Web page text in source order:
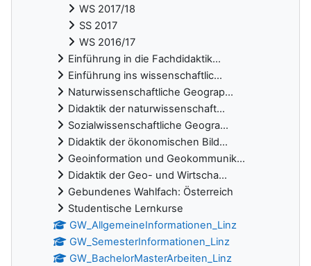
WS 2017/18
SS 2017
WS 2016/17
Einführung in die Fachdidaktik...
Einführung ins wissenschaftlic...
Naturwissenschaftliche Geograp...
Didaktik der naturwissenschaft...
Sozialwissenschaftliche Geogra...
Didaktik der ökonomischen Bild...
Geoinformation und Geokommunik...
Didaktik der Geo- und Wirtscha...
Gebundenes Wahlfach: Österreich
Studentische Lernkurse
GW_AllgemeineInformationen_Linz
GW_SemesterInformationen_Linz
GW_BachelorMasterArbeiten_Linz